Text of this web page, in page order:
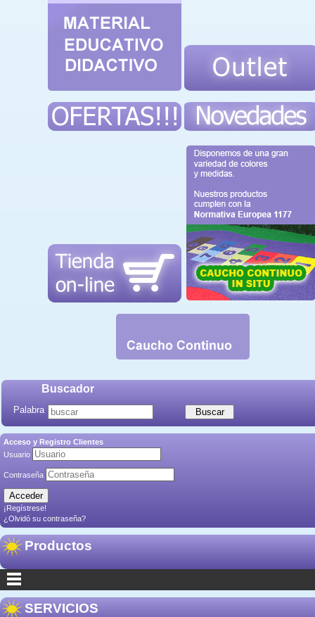
Buscador
Palabra
Acceso y Registro Clientes
Usuario
Contraseña
¡Regístrese!
¿Olvidó su contraseña?
Productos
SERVICIOS